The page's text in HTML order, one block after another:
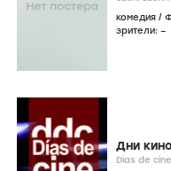
комедия /
зрители: –
Дни кино